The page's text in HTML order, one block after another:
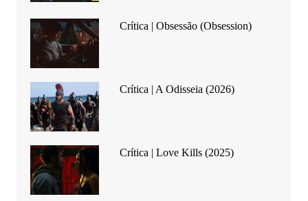
Crítica | Obsessão (Obsession)
Crítica | A Odisseia (2026)
Crítica | Love Kills (2025)